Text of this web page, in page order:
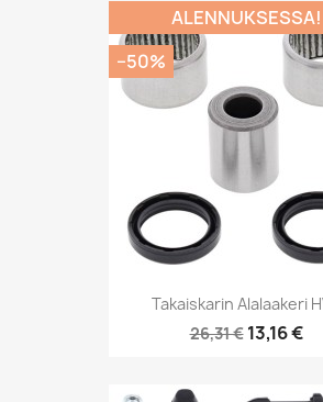
Takaiskarin Alalaakeri
26,31 € 13,16 €
ALENNUKSESSA!
−50%